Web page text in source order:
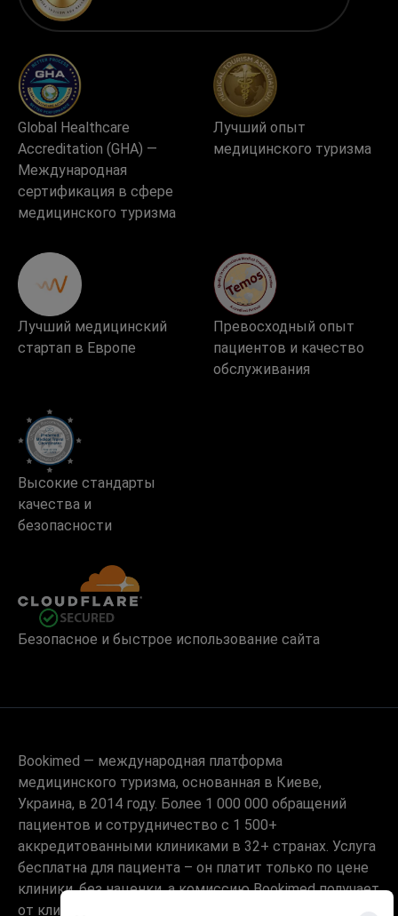
Global Healthcare
Accreditation (GHA) —
Международная
сертификация в сфере
медицинского туризма
Лучший опыт
медицинского туризма
Лучший медицинский
стартап в Европе
Превосходный опыт
пациентов и качество
обслуживания
Высокие стандарты
качества и
безопасности
Безопасное и быстрое использование сайта
Bookimed — международная платформа
медицинского туризма, основанная в Киеве,
Украина, в 2014 году. Более 1 000 000 обращений
пациентов и сотрудничество с 1 500+
аккредитованными клиниками в 32+ странах. Услуга
бесплатна для пациента – он платит только по цене
клиники, без наценки, а комиссию Bookimed получает
от клиник. Медицински подготовленные